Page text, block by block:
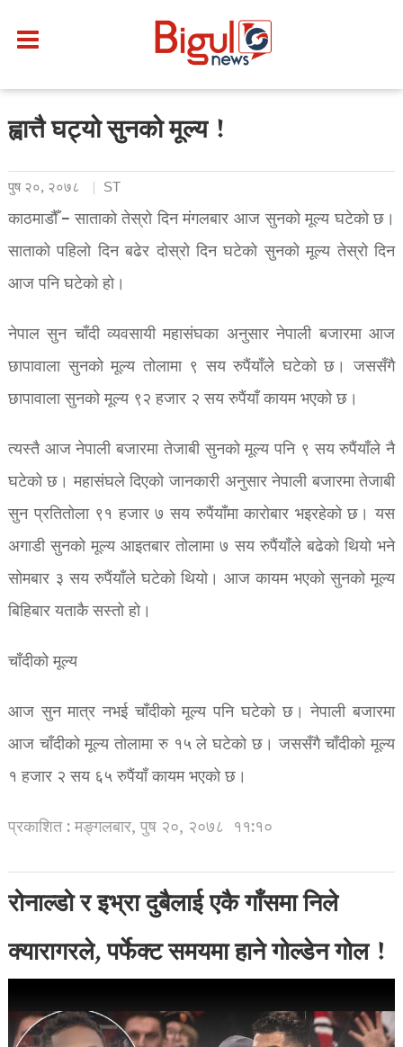
ह्वात्तै घट्यो सुनको मूल्य !
पुष २०, २०७८ ST
काठमाडौँ – साताको तेस्रो दिन मंगलबार आज सुनको मूल्य घटेको छ।
साताको पहिलो दिन बढेर दोस्रो दिन घटेको सुनको मूल्य तेस्रो दिन
आज पनि घटेको हो।
नेपाल सुन चाँदी व्यवसायी महासंघका अनुसार नेपाली बजारमा आज
छापावाला सुनको मूल्य तोलामा ९ ​सय रुपैंयाँले घटेको छ। जससँगै
छापावाला सुनको मूल्य ९२ हजार २ सय रुपैंयाँ कायम भएको छ।
त्यस्तै आज नेपाली बजारमा तेजाबी सुनको मूल्य पनि ९ सय रुपैंयाँले नै
घटेको छ। महासंघले दिएको जानकारी अनुसार नेपाली बजारमा तेजाबी
सुन प्रतितोला ९१ हजार ७ ​सय रुपैंयाँमा कारोबार भइरहेको छ। यस
अगाडी सुनको मूल्य आइतबार तोलामा ७ सय रुपैंयाँले बढेको थियो भने
सोमबार ३ सय रुपैंयाँले घटेको थियो। आज कायम भएको सुनको मूल्य
बिहिबार यताकै सस्तो हो।
चाँदीको मूल्य
आज सुन मात्र नभई चाँदीको मूल्य पनि घटेको छ। नेपाली बजारमा
आज चाँदीको मूल्य तोलामा रु १५ ले घटेको छ। जससँगै चाँदीको मूल्य
१ हजार २ सय ६५ रुपैंयाँ कायम भएको छ।
प्रकाशित : मङ्गलबार, पुष २०, २०७८ ११:१०
रोनाल्डो र इभ्रा दुबैलाई एकै गाँसमा निले
क्यारागरले, पर्फेक्ट समयमा हाने गोल्डेन गोल !